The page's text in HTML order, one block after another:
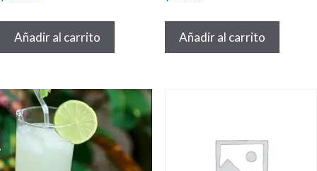
Añadir al carrito Añadir al carrito